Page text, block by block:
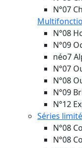
N°07
N°08
N°09
néo7
N°07
N°08
N°09
N°12
Séries
N°08
N°08